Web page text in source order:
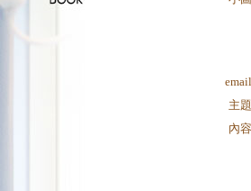
email
主題
內容